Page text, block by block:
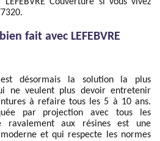
fait avec LEFEBVRE
désormais la solution la plus
ne veulent plus devoir entretenir
à refaire tous les 5 à 10 ans.
par projection avec tous les
ravalement aux résines est une
et qui respecte les normes